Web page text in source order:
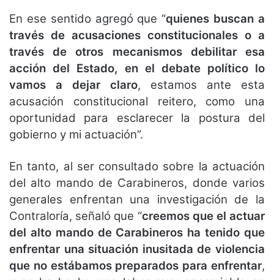
En ese sentido agregó que “quienes buscan a
través de acusaciones constitucionales o a
través de otros mecanismos debilitar esa
acción del Estado, en el debate político lo
vamos a dejar claro, estamos ante esta
acusación constitucional reitero, como una
oportunidad para esclarecer la postura del
gobierno y mi actuación”.
En tanto, al ser consultado sobre la actuación
del alto mando de Carabineros, donde varios
generales enfrentan una investigación de la
Contraloría, señaló que “creemos que el actuar
del alto mando de Carabineros ha tenido que
enfrentar una situación inusitada de violencia
que no estábamos preparados para enfrentar,